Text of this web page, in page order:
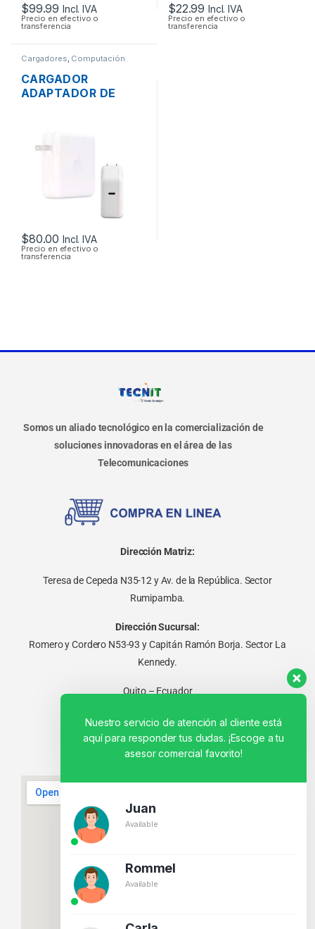
$99.99 Incl. IVA
Precio en efectivo o
transferencia
$22.99 Incl. IVA
Precio en efectivo o
transferencia
Cargadores, Computación
CARGADOR
ADAPTADOR DE
TIPO-C 3.1 20.2V
4.3A 87W ORIGINAL
$80.00 Incl. IVA
Precio en efectivo o
transferencia
Somos un aliado tecnológico en la comercialización de
soluciones innovadoras en el área de las
Telecomunicaciones
Dirección Matriz:
Teresa de Cepeda N35-12 y Av. de la República. Sector
Rumipamba.
Dirección Sucursal:
Romero y Cordero N53-93 y Capitán Ramón Borja. Sector La
Kennedy.
Quito – Ecuador
Nuestro servicio de atención al cliente está
aquí para responder tus dudas. ¡Escoge a tu
asesor comercial favorito!
Juan
Available
Rommel
Available